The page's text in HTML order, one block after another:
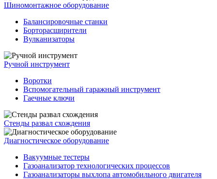
Шиномонтажное оборудование
Балансировочные станки
Борторасширители
Вулканизаторы
Ручной инструмент
Воротки
Вспомогательный гаражный инструмент
Гаечные ключи
Стенды развал схождения
Диагностическое оборудование
Вакуумные тестеры
Газоанализатор технологических процессов
Газоанализаторы выхлопа автомобильного двигателя